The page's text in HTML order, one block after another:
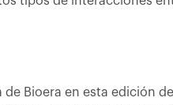
de Bioera en esta edición